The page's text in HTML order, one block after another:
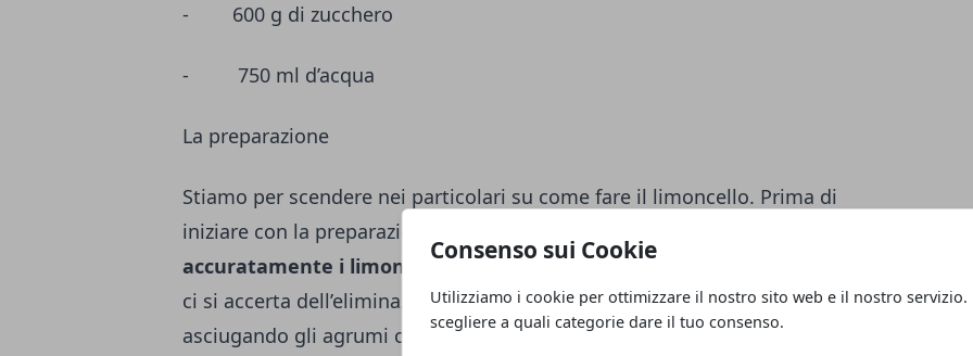
Consenso sui Cookie
Utilizziamo i cookie per ottimizzare il nostro sito web e il nostro servizio.
scegliere a quali categorie dare il tuo consenso.
- 600 g di zucchero
- 750 ml d’acqua
La preparazione
Stiamo per scendere nei particolari su come fare il limoncello. Prima di
iniziare con la preparazione effettiva, però, è indispensabile
accuratamente i limoni
sotto il getto freddo d’acqua corrente. Dopodiché,
ci si accerta dell’eliminazione delle impurità dalla scorza di limone,
asciugando gli agrumi con un canovaccio ed una spugnetta nuova. A questo